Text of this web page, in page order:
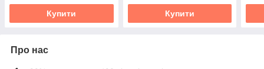
Купити Купити
Про нас